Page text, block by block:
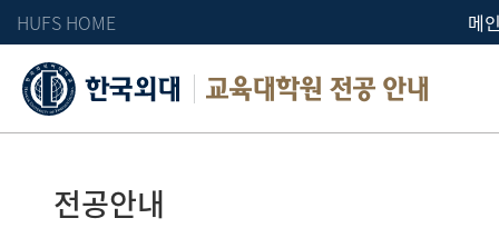
HUFS HOME
교육대학원 전공 안내
메
전공안내